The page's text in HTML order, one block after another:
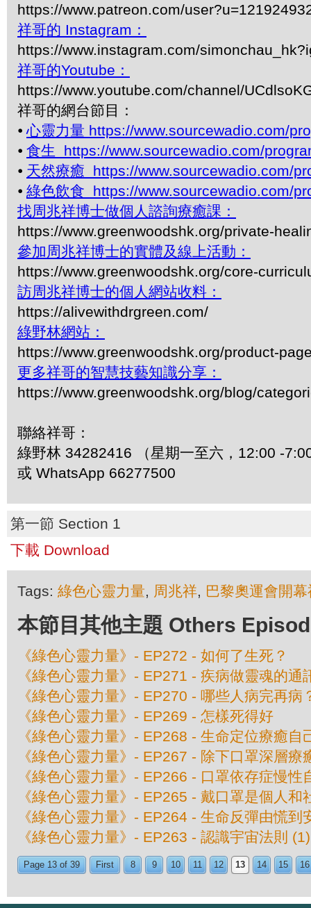
https://www.patreon.com/
祥哥的 Instagram：
https://www.instagram.com/
祥哥的Youtube：
https://www.youtube.com/channel/
祥哥的網台節目：
⦁ 心靈力量 https://www.sourcewadio.com/
⦁ 食生 https://www.sourcewadio.com/
⦁ 天然療癒 https://www.sourcewadio.com/
⦁ 綠色飲食 https://www.sourcewadio.com/
找周兆祥博士做個人諮詢療癒課：
https://www.greenwoodshk.org/private-
參加周兆祥博士的實體及線上活動：
https://www.greenwoodshk.org/core-
訪周兆祥博士的個人網站收料：
https://alivewithdrgreen.com/
綠野林網站：
https://www.greenwoodshk.org/product-
更多祥哥的智慧技藝知識分享：
https://www.greenwoodshk.org/blog/
聯絡祥哥：
綠野林 34282416 （星期一至六，12:00 -
或 WhatsApp 66277500
第一節 Section 1
下載 Download
Tags: 綠色心靈力量, 周兆祥, 巴黎奧運會開幕
本節目其他主題 Others
《綠色心靈力量》- EP272 - 如何了生死？
《綠色心靈力量》- EP271 - 疾病做靈魂的通
《綠色心靈力量》- EP270 - 哪些人病完再病
《綠色心靈力量》- EP269 - 怎樣死得好
《綠色心靈力量》- EP268 - 生命定位療癒自
《綠色心靈力量》- EP267 - 除下口罩深層療
《綠色心靈力量》- EP266 - 口罩依存症慢性
《綠色心靈力量》- EP265 - 戴口罩是個人和
《綠色心靈力量》- EP264 - 生命反彈由慌到
《綠色心靈力量》- EP263 - 認識宇宙法則 (1)
Page 13 of 39 First 8 9 10 11 12 13 14 15 16